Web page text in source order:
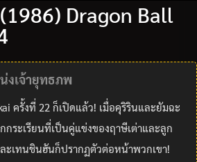
Dragon Ball
งเจ้ายุทธภพ
ครั้งที่ 22 ก็เปิดแล้ว! เมื่อคุริรินและยัมฉะ
ระเรียนที่เป็นคู่แข่งของฤาษีเต่าและลูก
ะเทนชินฮันก็ปรากฏตัวต่อหน้าพวกเขา!